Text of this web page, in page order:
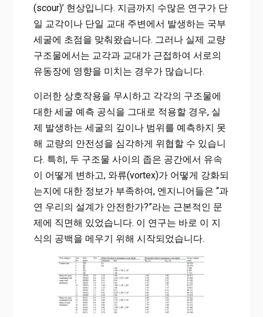
(scour)’ 현상입니다. 지금까지 수많은 연구가 단
일 교각이나 단일 교대 주변에서 발생하는 국부
세굴에 초점을 맞춰왔습니다. 그러나 실제 교량
구조물에서는 교각과 교대가 근접하여 서로의
유동장에 영향을 미치는 경우가 많습니다.
이러한 상호작용을 무시하고 각각의 구조물에
대한 세굴 예측 공식을 그대로 적용할 경우, 실
제 발생하는 세굴의 깊이나 범위를 예측하지 못
해 교량의 안전성을 심각하게 위협할 수 있습니
다. 특히, 두 구조물 사이의 좁은 공간에서 유속
이 어떻게 변하고, 와류(vortex)가 어떻게 강화되
는지에 대한 정보가 부족하여, 엔지니어들은 “과
연 우리의 설계가 안전한가?”라는 근본적인 문
제에 직면해 있었습니다. 이 연구는 바로 이 지
식의 공백을 메우기 위해 시작되었습니다.